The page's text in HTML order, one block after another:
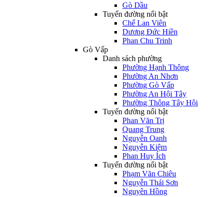
Gò Dầu
Tuyến đường nổi bật
Chế Lan Viên
Dương Đức Hiền
Phan Chu Trinh
Gò Vấp
Danh sách phường
Phường Hạnh Thông
Phường An Nhơn
Phường Gò Vấp
Phường An Hội Tây
Phường Thông Tây Hội
Tuyến đường nổi bật
Phan Văn Trị
Quang Trung
Nguyễn Oanh
Nguyễn Kiệm
Phan Huy Ích
Tuyến đường nổi bật
Phạm Văn Chiêu
Nguyễn Thái Sơn
Nguyên Hồng